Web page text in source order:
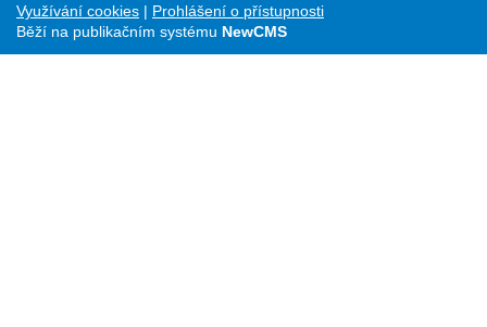
Využívání cookies
Prohlášení o přístupnosti
Běží na publikačním systému NewCMS